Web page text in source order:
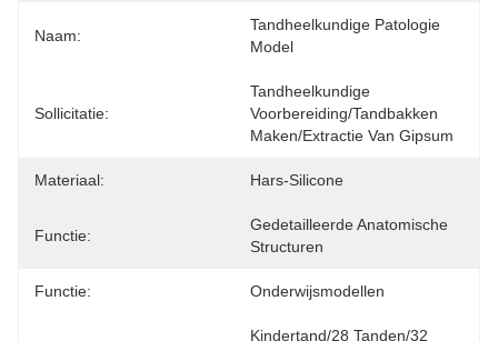
Naam:
Tandheelkundige Patologie
Model
Sollicitatie:
Tandheelkundige
Voorbereiding/tandbakken
Maken/extractie Van Gipsum
Materiaal: Hars-Silicone
Functie:
Gedetailleerde Anatomische
Structuren
Functie: Onderwijsmodellen
Kindertand/28 Tanden/32